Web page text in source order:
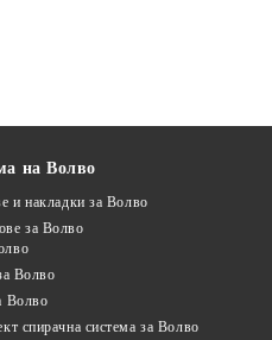
на Волво
и накладки за Волво
за Волво
Волво
Волво
спирачна система за Волво